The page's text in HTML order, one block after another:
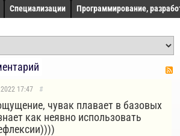
Специализации Программирование,
17:47 #
чувак плавает в базовых
как неявно использовать